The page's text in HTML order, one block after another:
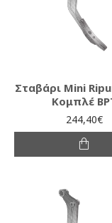
Σταβάρι Mini
Κομπλέ
244,40€